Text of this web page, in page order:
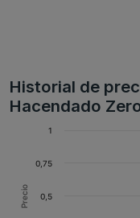
Historial de
Hacendado
Precio 0,5
0,75
1